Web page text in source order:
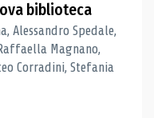
biblioteca
Alessandro Spedale,
Magnano,
Corradini, Stefania